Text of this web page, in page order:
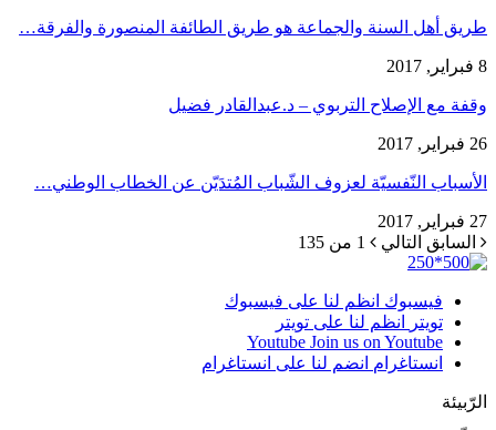
طريق أهل السنة والجماعة هو طريق الطائفة المنصورة والفرقة…
8 فبراير, 2017
وقفة مع الإصلاح التربوي – د.عبدالقادر فضيل
26 فبراير, 2017
الأسباب النّفسيّة لعزوف الشّباب المُتدَيّن عن الخطاب الوطني…
27 فبراير, 2017
السابق التالي 1 من 135
فيسبوك انظم لنا على فيسبوك
تويتر
انظم لنا على تويتر
Youtube Join us on Youtube
انستاغرام انضم لنا على انستاغرام
الرّبيئة